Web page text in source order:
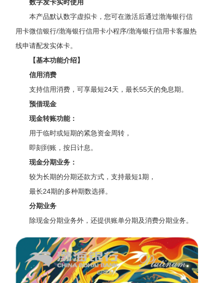
数字发卡实时使用
本产品默认数字虚拟卡，您可在激活后通过渤海银行信
用卡微信银行/渤海银行信用卡小程序/渤海银行信用卡客服热
线申请配发实体卡。
【基本功能介绍】
信用消费
支持信用消费，可享最短24天，最长55天的免息期。
预借现金
现金转账功能：
用于临时或短期的紧急资金周转，
即刻到账，按日计息。
现金分期业务：
较为长期的分期还款方式，支持最短1期，
最长24期的多种期数选择。
分期业务
除现金分期业务外，还提供账单分期及消费分期业务。